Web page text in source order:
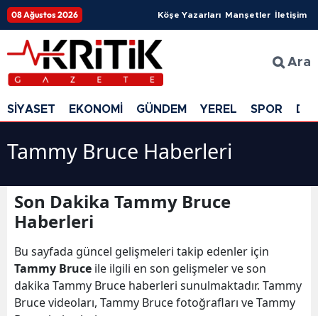
08 Ağustos 2026 Köşe Yazarları Manşetler İletişim
Ara
SİYASET EKONOMİ GÜNDEM YEREL SPOR
Tammy Bruce Haberleri
Son Dakika Tammy Bruce
Haberleri
Bu sayfada güncel gelişmeleri takip edenler için
Tammy Bruce ile ilgili en son gelişmeler ve son
dakika Tammy Bruce haberleri sunulmaktadır. Tammy
Bruce videoları, Tammy Bruce fotoğrafları ve Tammy